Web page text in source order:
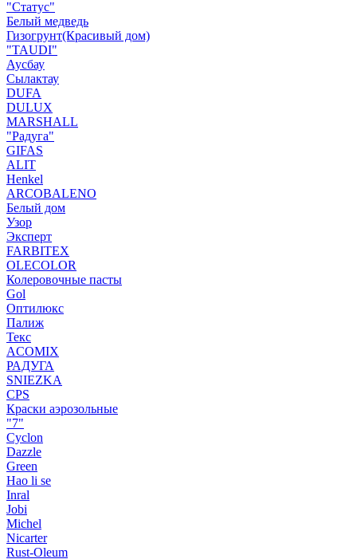
"Статус"
Белый медведь
Гизогрунт(Красивый дом)
"TAUDI"
Аусбау
Сылактау
DUFA
DULUX
MARSHALL
"Радуга"
GIFAS
ALIT
Henkel
ARCOBALENO
Белый дом
Узор
Эксперт
FARBITEX
OLECOLOR
Колеровочные пасты
Gol
Оптилюкс
Палиж
Текс
ACOMIX
РАДУГА
SNIEZKA
CPS
Краски аэрозольные
"7"
Cyclon
Dazzle
Green
Hao li se
Inral
Jobi
Michel
Nicarter
Rust-Oleum